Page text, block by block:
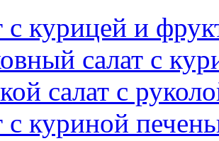
с курицей и
салат с
салат с
с куриной